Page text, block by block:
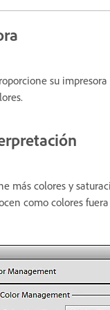
su
más colores y
como colores